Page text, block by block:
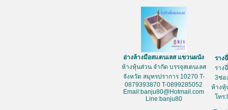
อ่างล้างมือสแตนเลส แขวนผนัง
ห้างหุ้นส่วน จำกัด บรรจุสเตนเลส
จังหวัด สมุทรปราการ 10270 T-
0879393870 T-0899285052
Email:banju80@Hotmail.com
Line:banju80
ราง
ราง
3ช่อ
ห้างหุ้
โทร